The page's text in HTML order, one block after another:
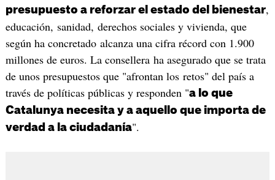
presupuesto a reforzar el estado del bienestar,
educación, sanidad, derechos sociales y vivienda, que
según ha concretado alcanza una cifra récord con 1.900
millones de euros. La consellera ha asegurado que se trata
de unos presupuestos que "afrontan los retos" del país a
través de políticas públicas y responden "a lo que
Catalunya necesita y a aquello que importa de
verdad a la ciudadanía".